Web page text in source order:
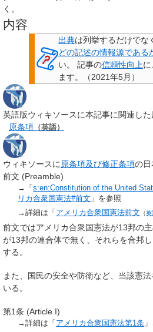
く。
内容
出典は列挙するだけでな
どの記述の情報源である
い。
記事の信頼性向上
ます。
（2021年5月 ）
英語版ウィキソースに本記事に関連した
原条項 （英語）
ウィキソースに 原条項及び修正条項の日
前文 (Preamble)
→「s:en:Constitution of the United
リカ合衆国憲法#前文 」を参照
→詳細は「 アメリカ合衆国憲法前文 （英
前文ではアメリカ合衆国憲法が13邦の
が13邦の連合体で無く、それらを合邦
する。
また、国民の安全や防衛など、当該憲
いる。
第1条 (Article I)
→詳細は「 アメリカ合衆国憲法第1条